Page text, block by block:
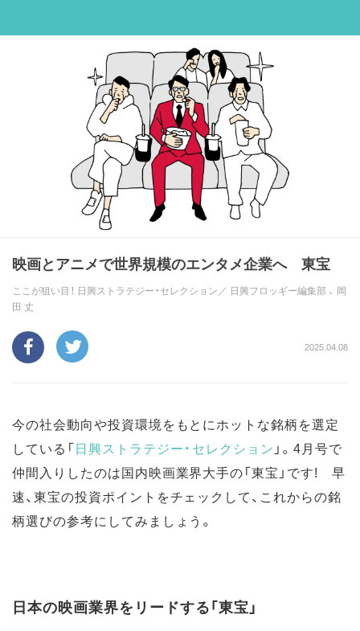
映画とアニメで世界規模のエンタメ企業へ 東宝
ここが狙い目！ 日興ストラテジー・セレクション／ 日興フロッギー編集部 、 岡
田 丈
2025.04.08
今の社会動向や投資環境をもとにホットな銘柄を選定
している「日興ストラテジー・セレクション 」。4月号で
仲間入りしたのは国内映画業界大手の「東宝」です! 早
速、東宝の投資ポイントをチェックして、これからの銘
柄選びの参考にしてみましょう。
日本の映画業界をリードする「東宝」